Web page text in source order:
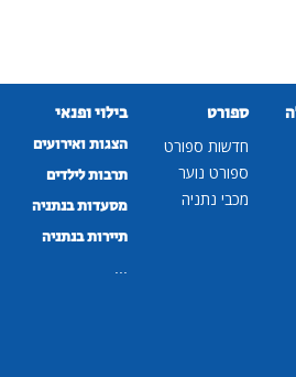
ספורט
חדשות ספורט
ספורט נוער
מכבי נתניה
בילוי ופנאי
הצגות ואירועים
תרבות לילדים
מסעדות בנתניה
תיירות בנתניה
...